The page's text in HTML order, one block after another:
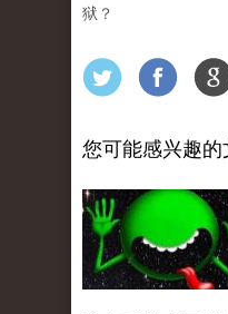
狱？
您可能感兴趣的